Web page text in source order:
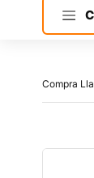
Compra